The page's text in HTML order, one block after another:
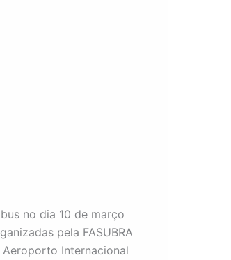
no dia 10 de março
pela FASUBRA
Internacional